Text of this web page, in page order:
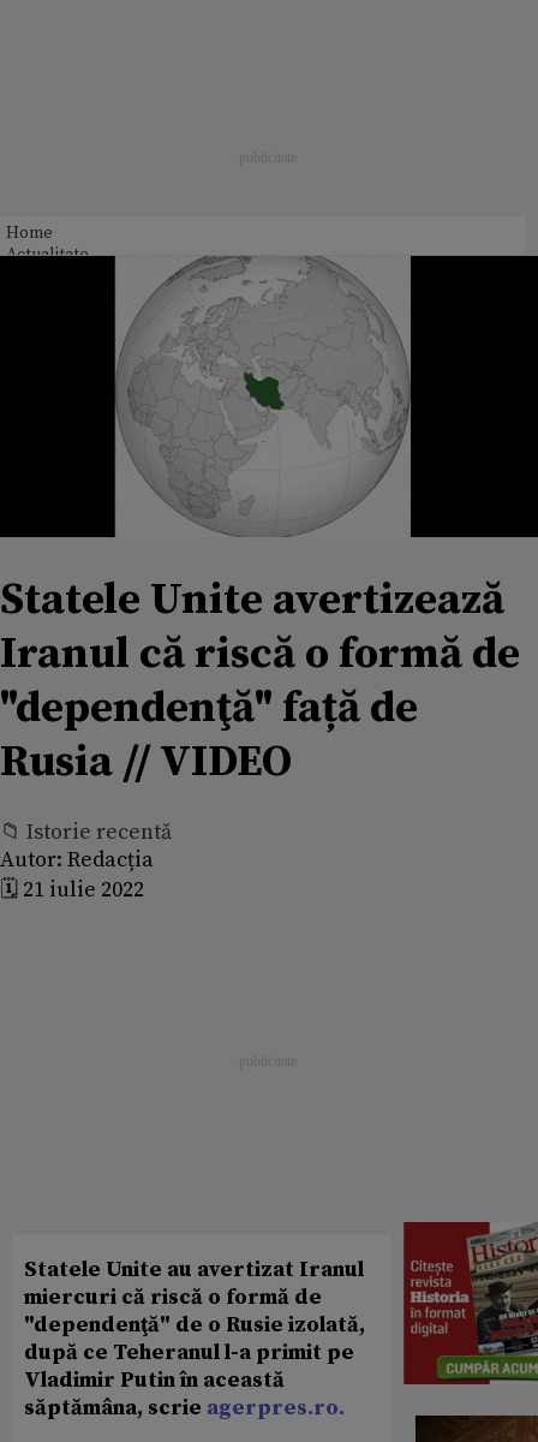
Home
Actualitate
Statele Unite avertizează
Iranul că riscă o formă de
"dependenţă" față de
Rusia // VIDEO
📁 Istorie recentă
Autor: Redacția
🗓️ 21 iulie 2022
Statele Unite au avertizat Iranul
miercuri că riscă o formă de
"dependenţă" de o Rusie izolată,
după ce Teheranul l-a primit pe
Vladimir Putin în această
săptămâna, scrie agerpres.ro.